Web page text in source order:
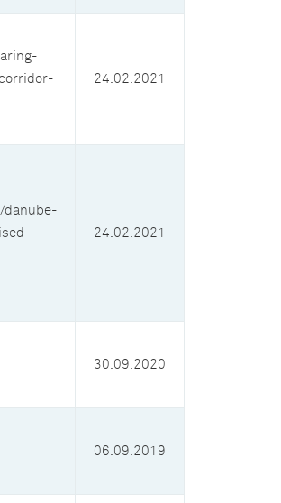
24.02.2021
24.02.2021
30.09.2020
06.09.2019